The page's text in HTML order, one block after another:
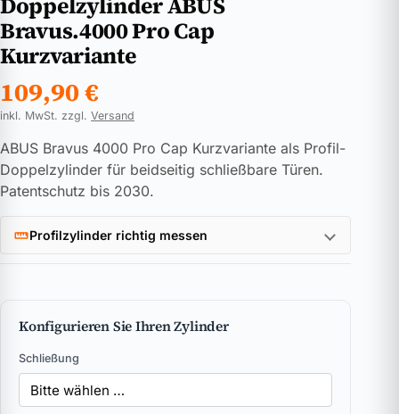
Doppelzylinder ABUS
Bravus.4000 Pro Cap
Kurzvariante
109,90€
inkl. MwSt. zzgl. Versand
ABUS Bravus 4000 Pro Cap Kurzvariante als Profil-
Doppelzylinder für beidseitig schließbare Türen.
Patentschutz bis 2030.
Profilzylinder richtig messen
Konfigurieren Sie Ihren Zylinder
Schließung